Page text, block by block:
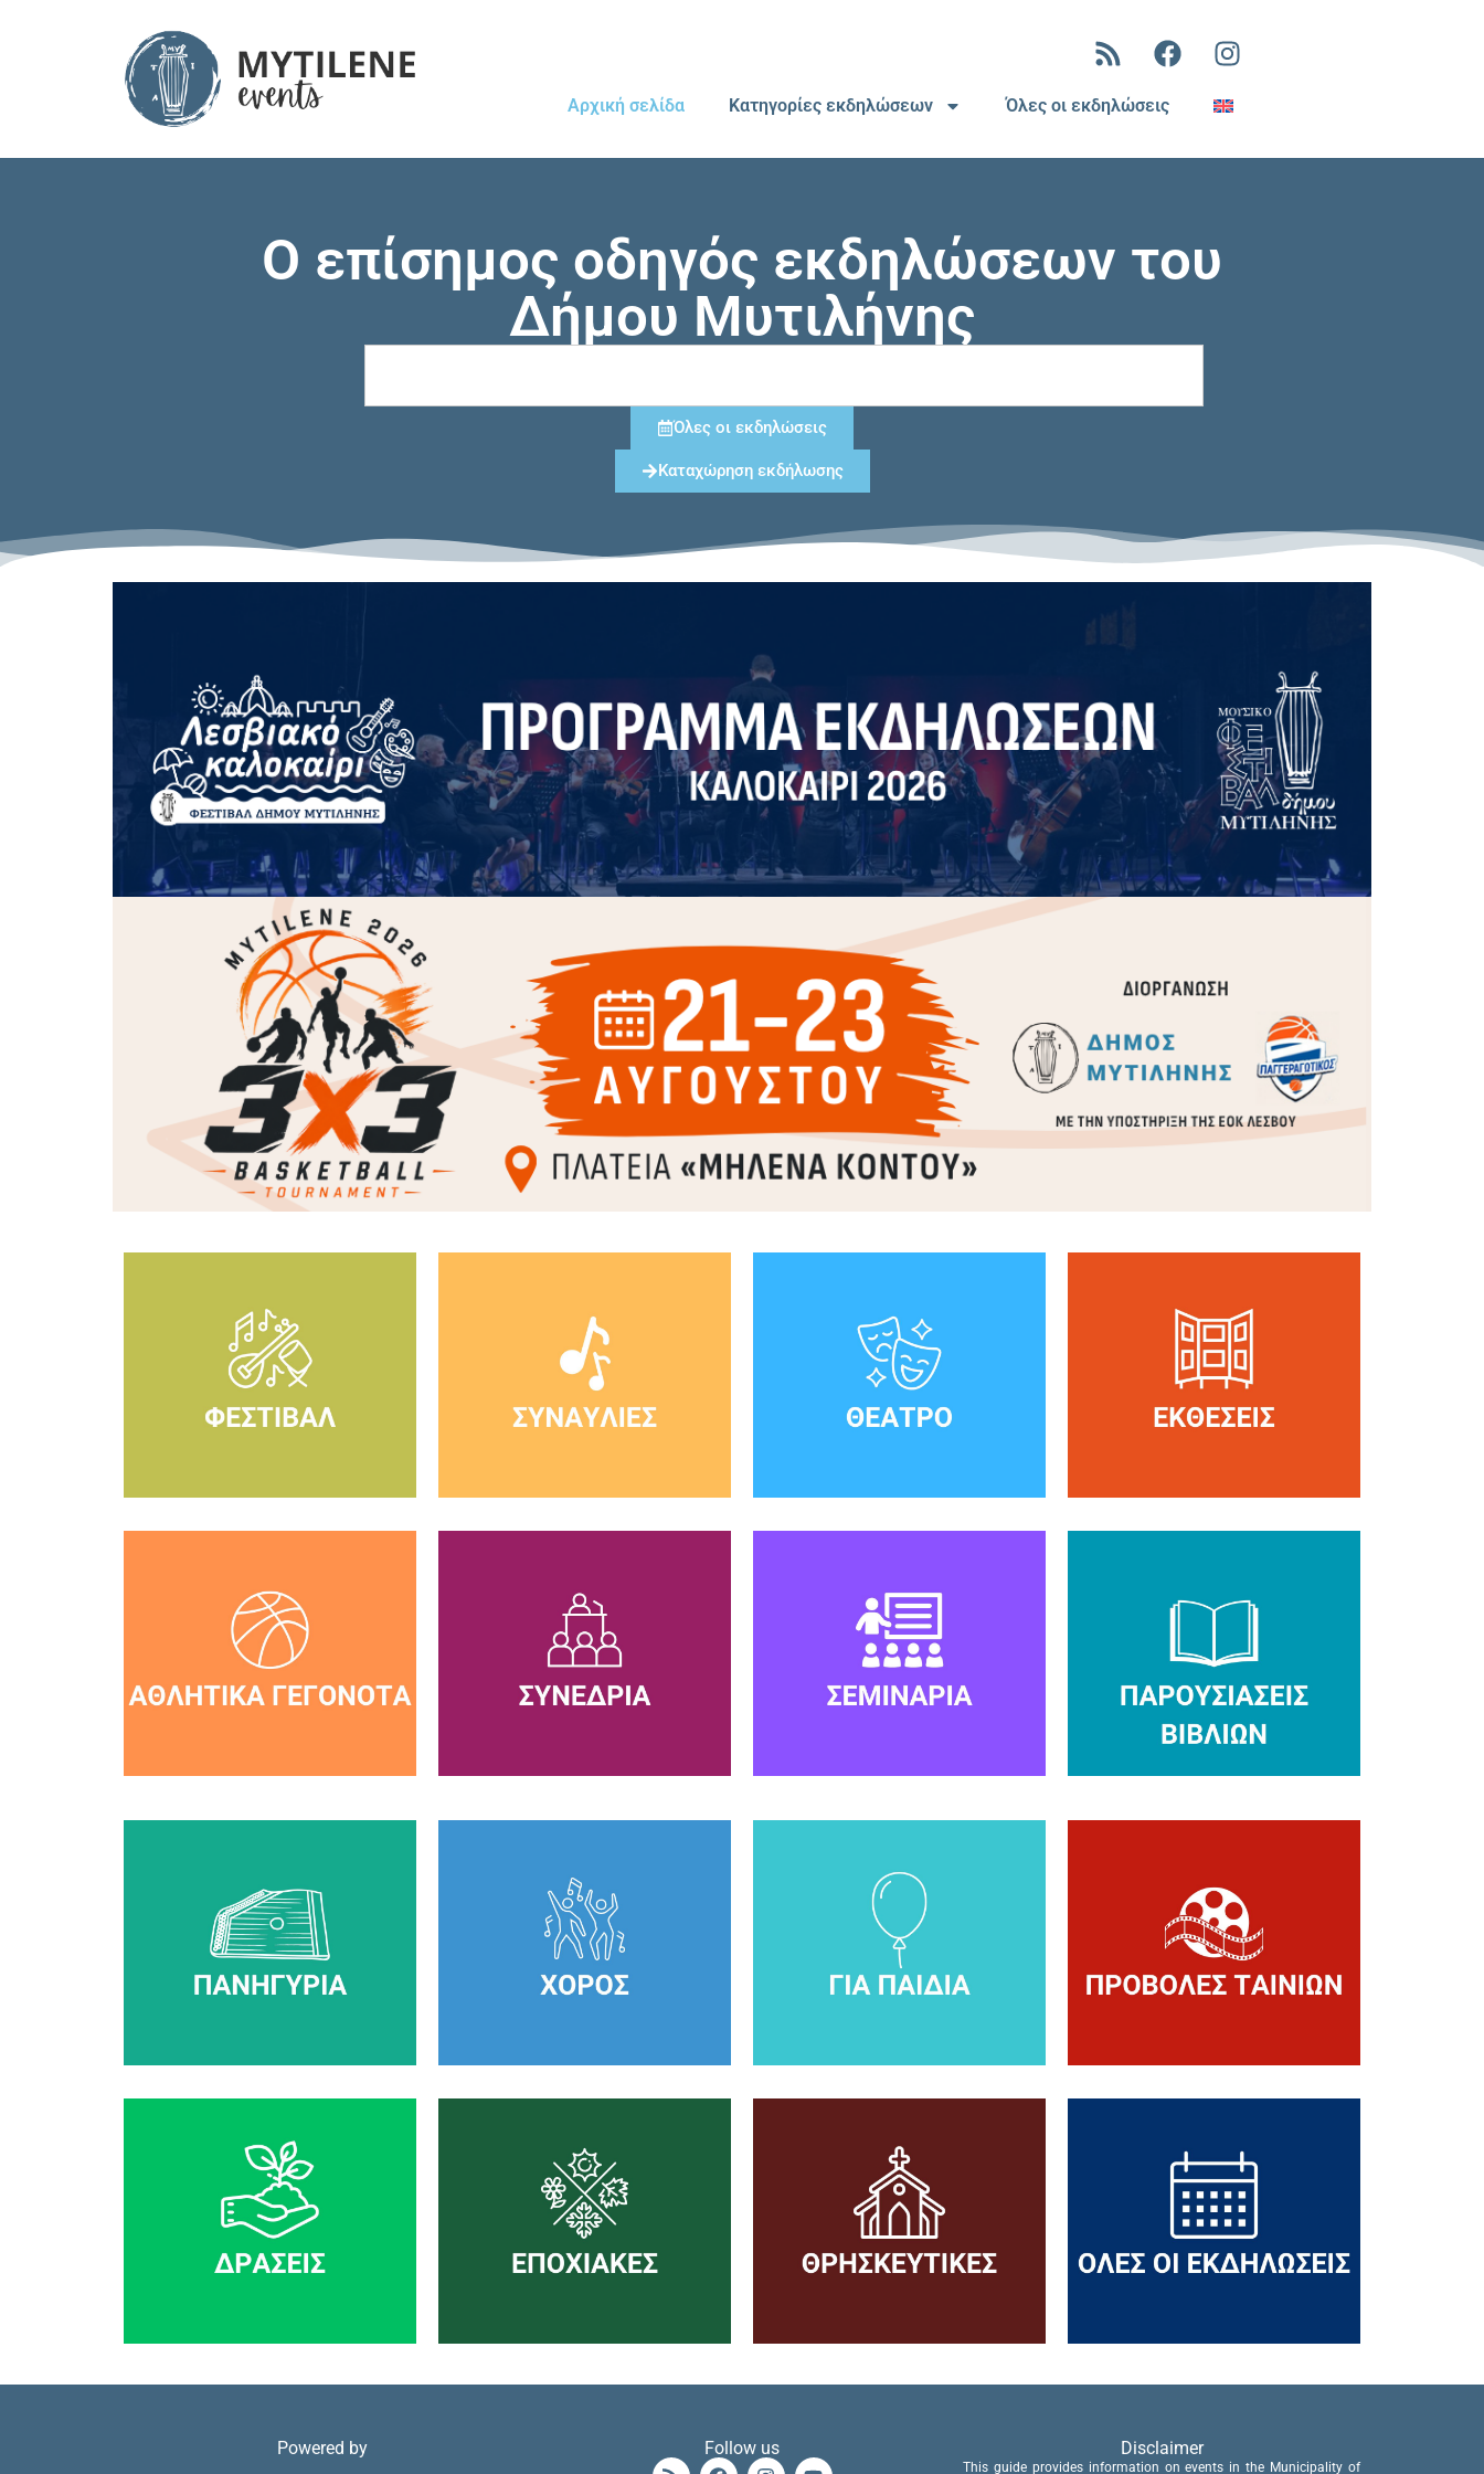
Αρχική σελίδα Κατηγορίες εκδηλώσεων Όλες οι εκδηλώσεις
Ο επίσημος οδηγός εκδηλώσεων του
Δήμου Μυτιλήνης
Όλες οι εκδηλώσεις
Καταχώρηση εκδήλωσης
Powered by Follow us Disclaimer
This guide provides information on events in the Municipality of